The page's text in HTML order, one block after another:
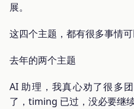
展。
这四个主题，都有很多事情可
去年的两个主题
AI 助理，我真心劝了很多
了，timing 已过，没必要继